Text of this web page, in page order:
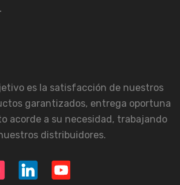
es la satisfacción de nuestros
garantizados, entrega oportuna
acorde a su necesidad, trabajando
distribuidores.